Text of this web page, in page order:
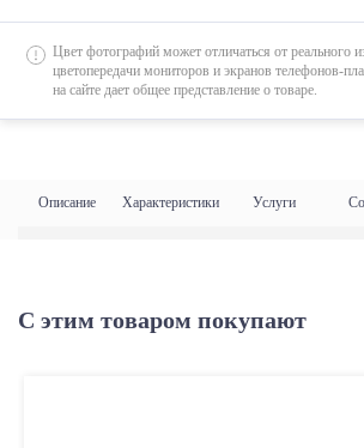
Описание Характеристики Услуги
Цвет фотографий может отличаться от реального
цветопередачи мониторов и экранов телефонов-
на сайте дает общее представление о товаре.
С этим товаром покупают